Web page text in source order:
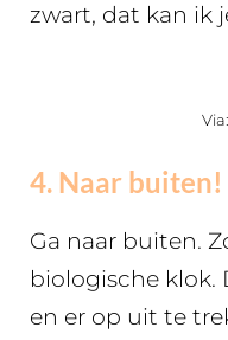
zwart, dat kan ik
4. Naar buiten!
Ga naar buiten.
biologische klok.
en er op uit te